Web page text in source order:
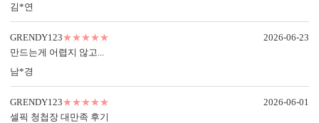
디자인형
신랑신부 이름, 예식일을 인쇄할
김*연
GRENDY123★★★★★
만드는게 어렵지 않고...
남*경
2026-06-23
GRENDY123★★★★★
셀픽 청첩장 대만족 후기
2026-06-01